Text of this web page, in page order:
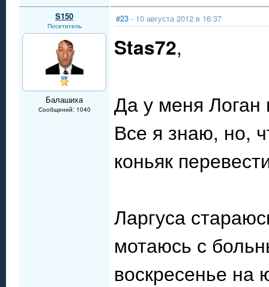
S150
Посетитель
Балашиха
Сообщений: 1040
#23 - 10 августа 2012 в 16:37
Stas72,
Да у меня
Все я знаю, но,
коньяк
Ларгуса
мотаюсь с
воскресенье на